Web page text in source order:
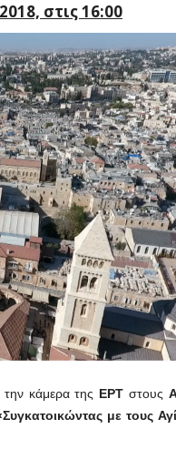
στις 16:00
την κάμερα της ΕΡΤ στους
με τους